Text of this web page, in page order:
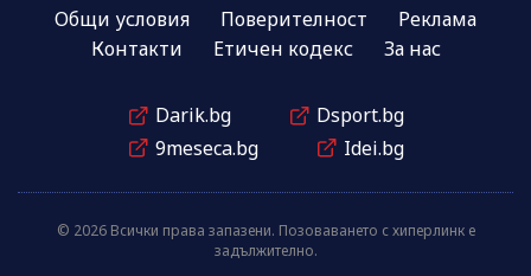
Общи условия Поверителност
Реклама
Контакти
Етичен кодекс За нас
Darik.bg
Dsport.bg
9meseca.bg
Idei.bg
© 2026 Всички права запазени. Позоваването с хиперлинк е
задължително.